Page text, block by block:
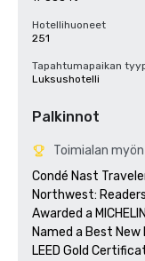
Hotellihuoneet
251
Tapahtumapaikan
Luksushotelli
Palkinnot
Toimialan
Condé Nast
Northwest:
Awarded a
Named a Best
LEED Gold